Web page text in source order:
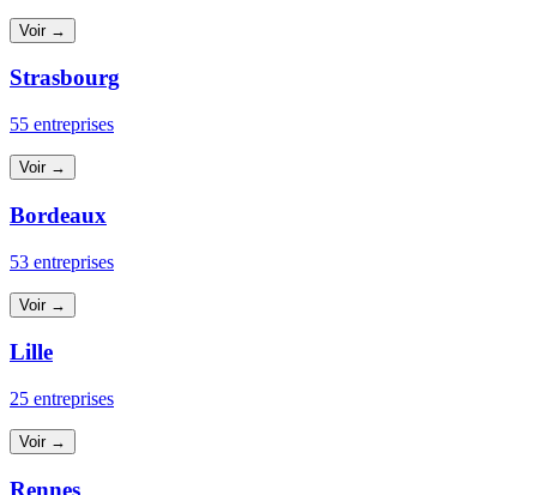
Voir →
Strasbourg
55 entreprises
Voir →
Bordeaux
53 entreprises
Voir →
Lille
25 entreprises
Voir →
Rennes